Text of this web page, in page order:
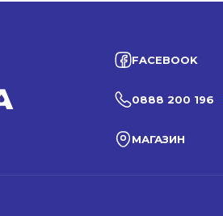
FACEBOOK
0888 200 196
МАГАЗИН